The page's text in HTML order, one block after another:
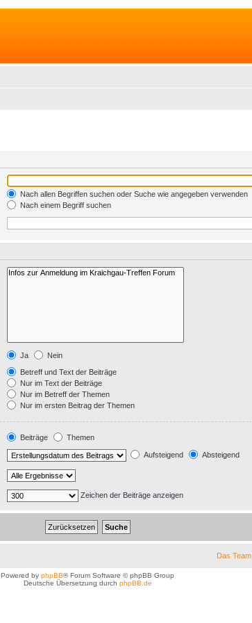
Nach allen Begriffen suchen oder Suche wie angegeben verwenden
Nach einem Begriff suchen
Ja
Nein
Betreff und Text der Beiträge
Nur im Text der Beiträge
Nur im Betreff der Themen
Nur im ersten Beitrag der Themen
Beiträge
Themen
Aufsteigend Absteigend
Zeichen der Beiträge anzeigen
Das Team
Powered by phpBB® Forum Software © phpBB Group
Deutsche Übersetzung durch phpBB.de